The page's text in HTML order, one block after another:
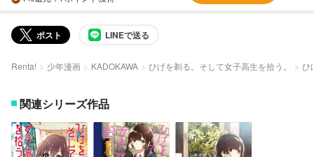
ポスト LINEで送る
Renta! 少年漫画 KADOKAWA ひげを剃る。そして女子高生を拾う。 ひ
関連シリーズ作品